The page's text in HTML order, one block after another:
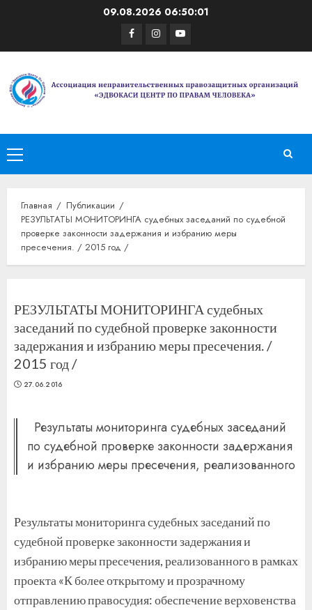
09.08.2026 06:50:01
Facebook
Instagram
Youtube
Основное
меню
Главная
Публикации
РЕЗУЛЬТАТЫ МОНИТОРИНГА судебных заседаний по судебной
проверке законности задержания и избранию меры
пресечения. / 2015 год /
РЕЗУЛЬТАТЫ МОНИТОРИНГА судебных
заседаний по судебной проверке законности
задержания и избранию меры пресечения. /
2015 год /
27.06.2016
Результаты мониторинга судебных заседаний
по судебной проверке законности задержания
и избранию меры пресечения, реализованного
Результаты мониторинга судебных заседаний по
судебной проверке законности задержания и
избранию меры пресечения, реализованного в рамках
проекта «К более открытому и прозрачному
отправлению правосудия: обеспечение верховенства